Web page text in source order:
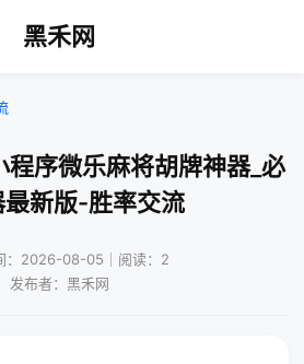
黑禾网
序微乐麻将胡牌神器_必
新版-胜率交流
：2026-08-05｜阅读：2
发布者：黑禾网